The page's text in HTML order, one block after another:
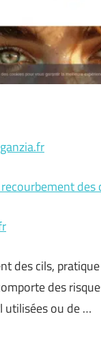
des cils,
des
utilisées ou de …